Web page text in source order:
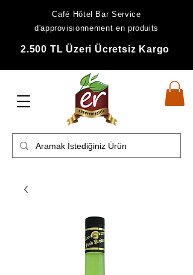
Café Hôtel Bar Service
d'approvisionnement en produits
2.500 TL Üzeri Ücretsiz Kargo